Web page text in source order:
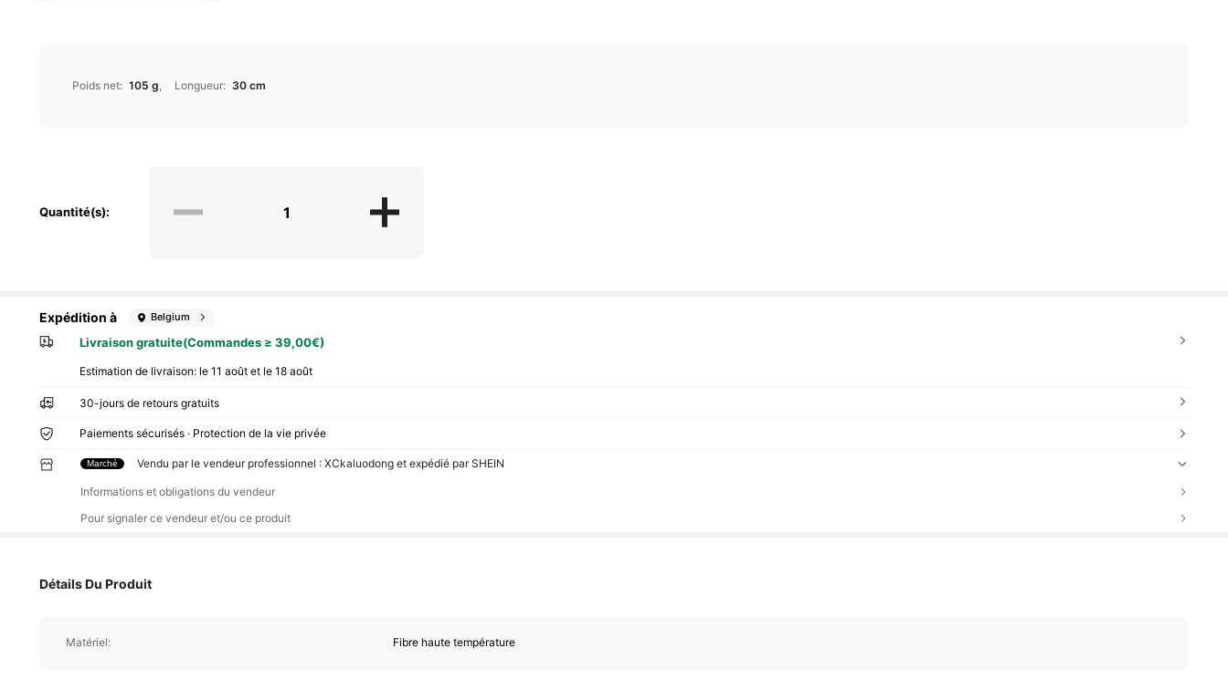
Poids net: 105 g Longueur: 30 cm
Quantité(s):
Expédition à Belgium
Livraison gratuite(Commandes ≥ 39,00€)
Estimation de livraison: le 11 août et le 18 août
30-jours de retours gratuits
Paiements sécurisés · Protection de la vie privée
Marché Vendu par le vendeur professionnel : XCkaluodong et expédié par SHEIN
Informations et obligations du vendeur
Pour signaler ce vendeur et/ou ce produit
Détails Du Produit
Matériel: Fibre haute température